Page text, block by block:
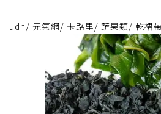
udn/ 元氣網/ 卡路里/ 蔬果類/ 乾裙